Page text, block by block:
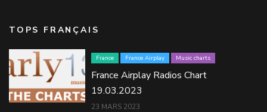
TOPS FRANÇAIS
France France Airplay Music charts
France Airplay Radios Chart
19.03.2023
23 MARS 2023